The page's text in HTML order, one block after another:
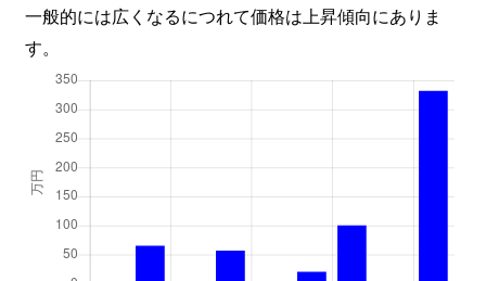
一般的には広くなるにつれて価格は上昇傾向にありま
す。